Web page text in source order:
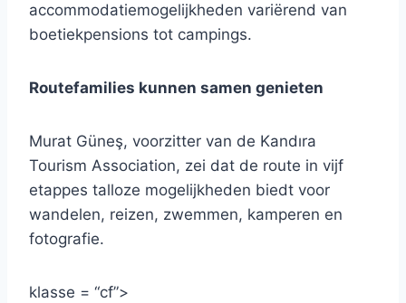
accommodatiemogelijkheden variërend van
boetiekpensions tot campings.
Routefamilies kunnen samen genieten
Murat Güneş, voorzitter van de Kandıra
Tourism Association, zei dat de route in vijf
etappes talloze mogelijkheden biedt voor
wandelen, reizen, zwemmen, kamperen en
fotografie.
klasse = “cf”>